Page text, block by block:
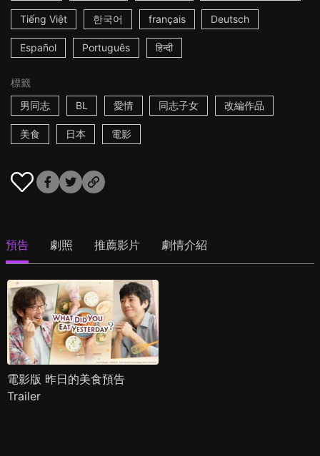
Tiếng Việt 한국어 français Deutsch
Español Português हिन्दी
標籤
男同志
BL 愛情 同志子女 改編作品
美食 日本 電影
預告 劇照 推薦影片 劇情介紹
電影版 昨日的美食預告
Trailer